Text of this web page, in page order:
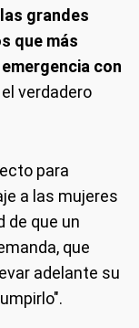
grandes
que más
con
verdadero
para
a las mujeres
de que un
que
adelante su